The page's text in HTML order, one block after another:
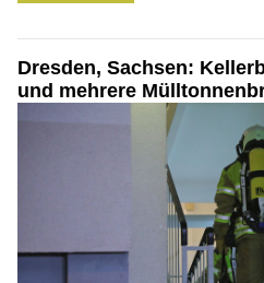
Dresden, Sachsen:
und mehrere